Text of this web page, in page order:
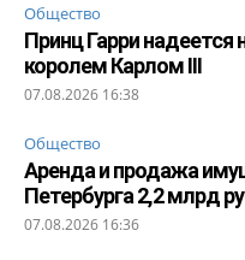
Общество
Принц Гарри надеется
королем Карлом III
07.08.2026 16:38
Общество
Аренда и продажа
Петербурга 2,2 млрд
07.08.2026 16:36